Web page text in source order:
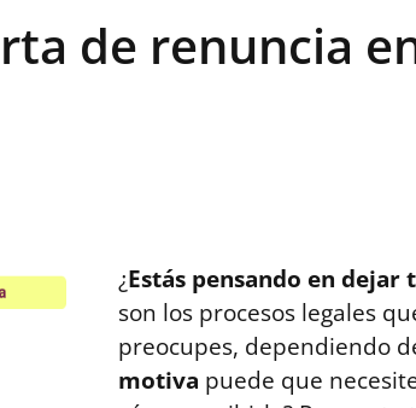
de renuncia
¿Estás pensando en dejar
son los procesos legales
preocupes, dependiendo
motiva puede que